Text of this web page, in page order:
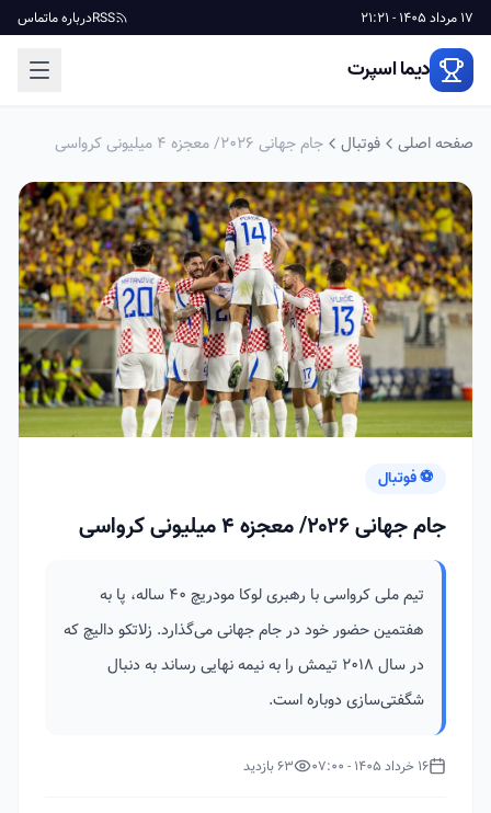
17 مرداد 1405 - 21:21 RSSدرباره ماتماس
دیما اسپرت
صفحه اصلی فوتبال جام جهانی ۲۰۲۶/ معجزه ۴ میلیونی کرواسی
⚽ فوتبال
جام جهانی ۲۰۲۶/ معجزه ۴ میلیونی کرواسی
تیم ملی کرواسی با رهبری لوکا مودریچ ۴۰ ساله، پا به
هفتمین حضور خود در جام جهانی می‌گذارد. زلاتکو دالیچ که
در سال ۲۰۱۸ تیمش را به نیمه نهایی رساند به دنبال
شگفتی‌سازی دوباره است.
16 خرداد 1405 - 07:00 63 بازدید